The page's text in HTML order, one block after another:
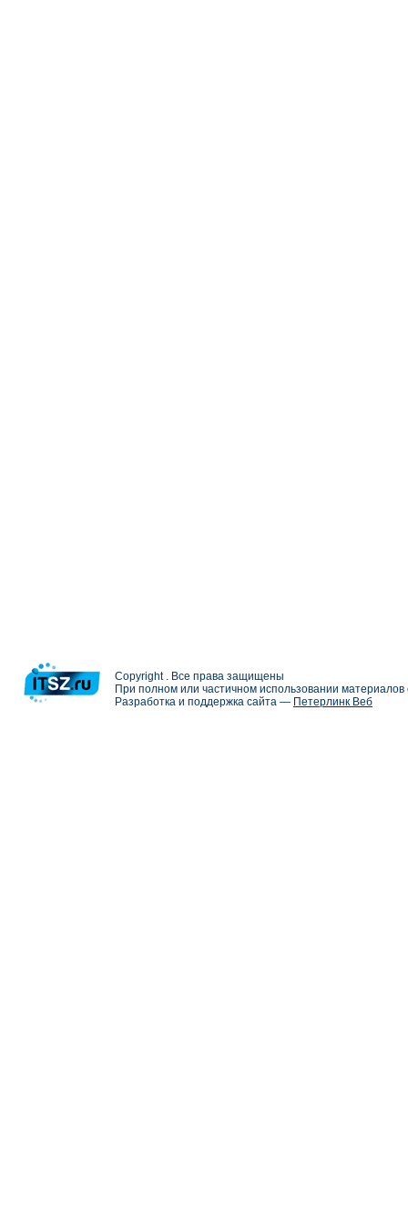
Copyright . Все права защищены
При полном или частичном использовании
Разработка и поддержка сайта — Петерлинк Веб